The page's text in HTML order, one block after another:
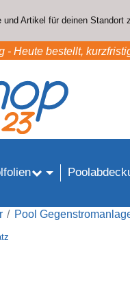
Artikel für deinen Standort
- Heute bestellt,
Pool